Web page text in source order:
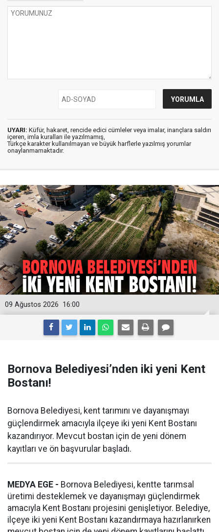
UYARI: Küfür, hakaret, rencide edici cümleler veya imalar, inançlara saldırı
içeren, imla kuralları ile yazılmamış,
Türkçe karakter kullanılmayan ve büyük harflerle yazılmış yorumlar
onaylanmamaktadır.
16:00
09 Ağustos 2026
Bornova Belediyesi’nden iki yeni Kent
Bostanı!
Bornova Belediyesi, kent tarımını ve dayanışmayı
güçlendirmek amacıyla ilçeye iki yeni Kent Bostanı
kazandırıyor. Mevcut bostan için de yeni dönem
kayıtları ve ön başvurular başladı.
MEDYA EGE - Bornova Belediyesi, kentte tarımsal
üretimi desteklemek ve dayanışmayı güçlendirmek
amacıyla Kent Bostanı projesini genişletiyor. Belediye,
ilçeye iki yeni Kent Bostanı kazandırmaya hazırlanırken